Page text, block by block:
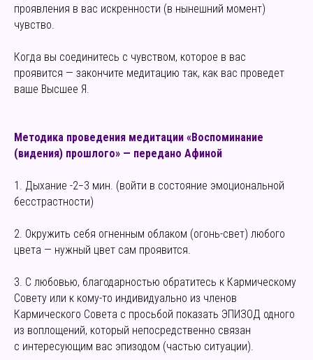
проявления в вас искренности (в нынешний момент)
чувство.
Когда вы соединитесь с чувством, которое в вас
проявится — закончите медитацию так, как вас проведет
ваше Высшее Я.
Методика проведения медитации «Воспоминание
(видения) прошлого» — передано Афиной
1. Дыхание -2−3 мин. (войти в состояние эмоциональной
бесстрастности)
2. Окружить себя огненным облаком (огонь-свет) любого
цвета — нужный цвет сам проявится.
3. С любовью, благодарностью обратитесь к Кармическому
Совету или к кому-то индивидуально из членов
Кармического Совета с просьбой показать ЭПИЗОД одного
из воплощений, который непосредственно связан
с интересующим вас эпизодом (частью ситуации).